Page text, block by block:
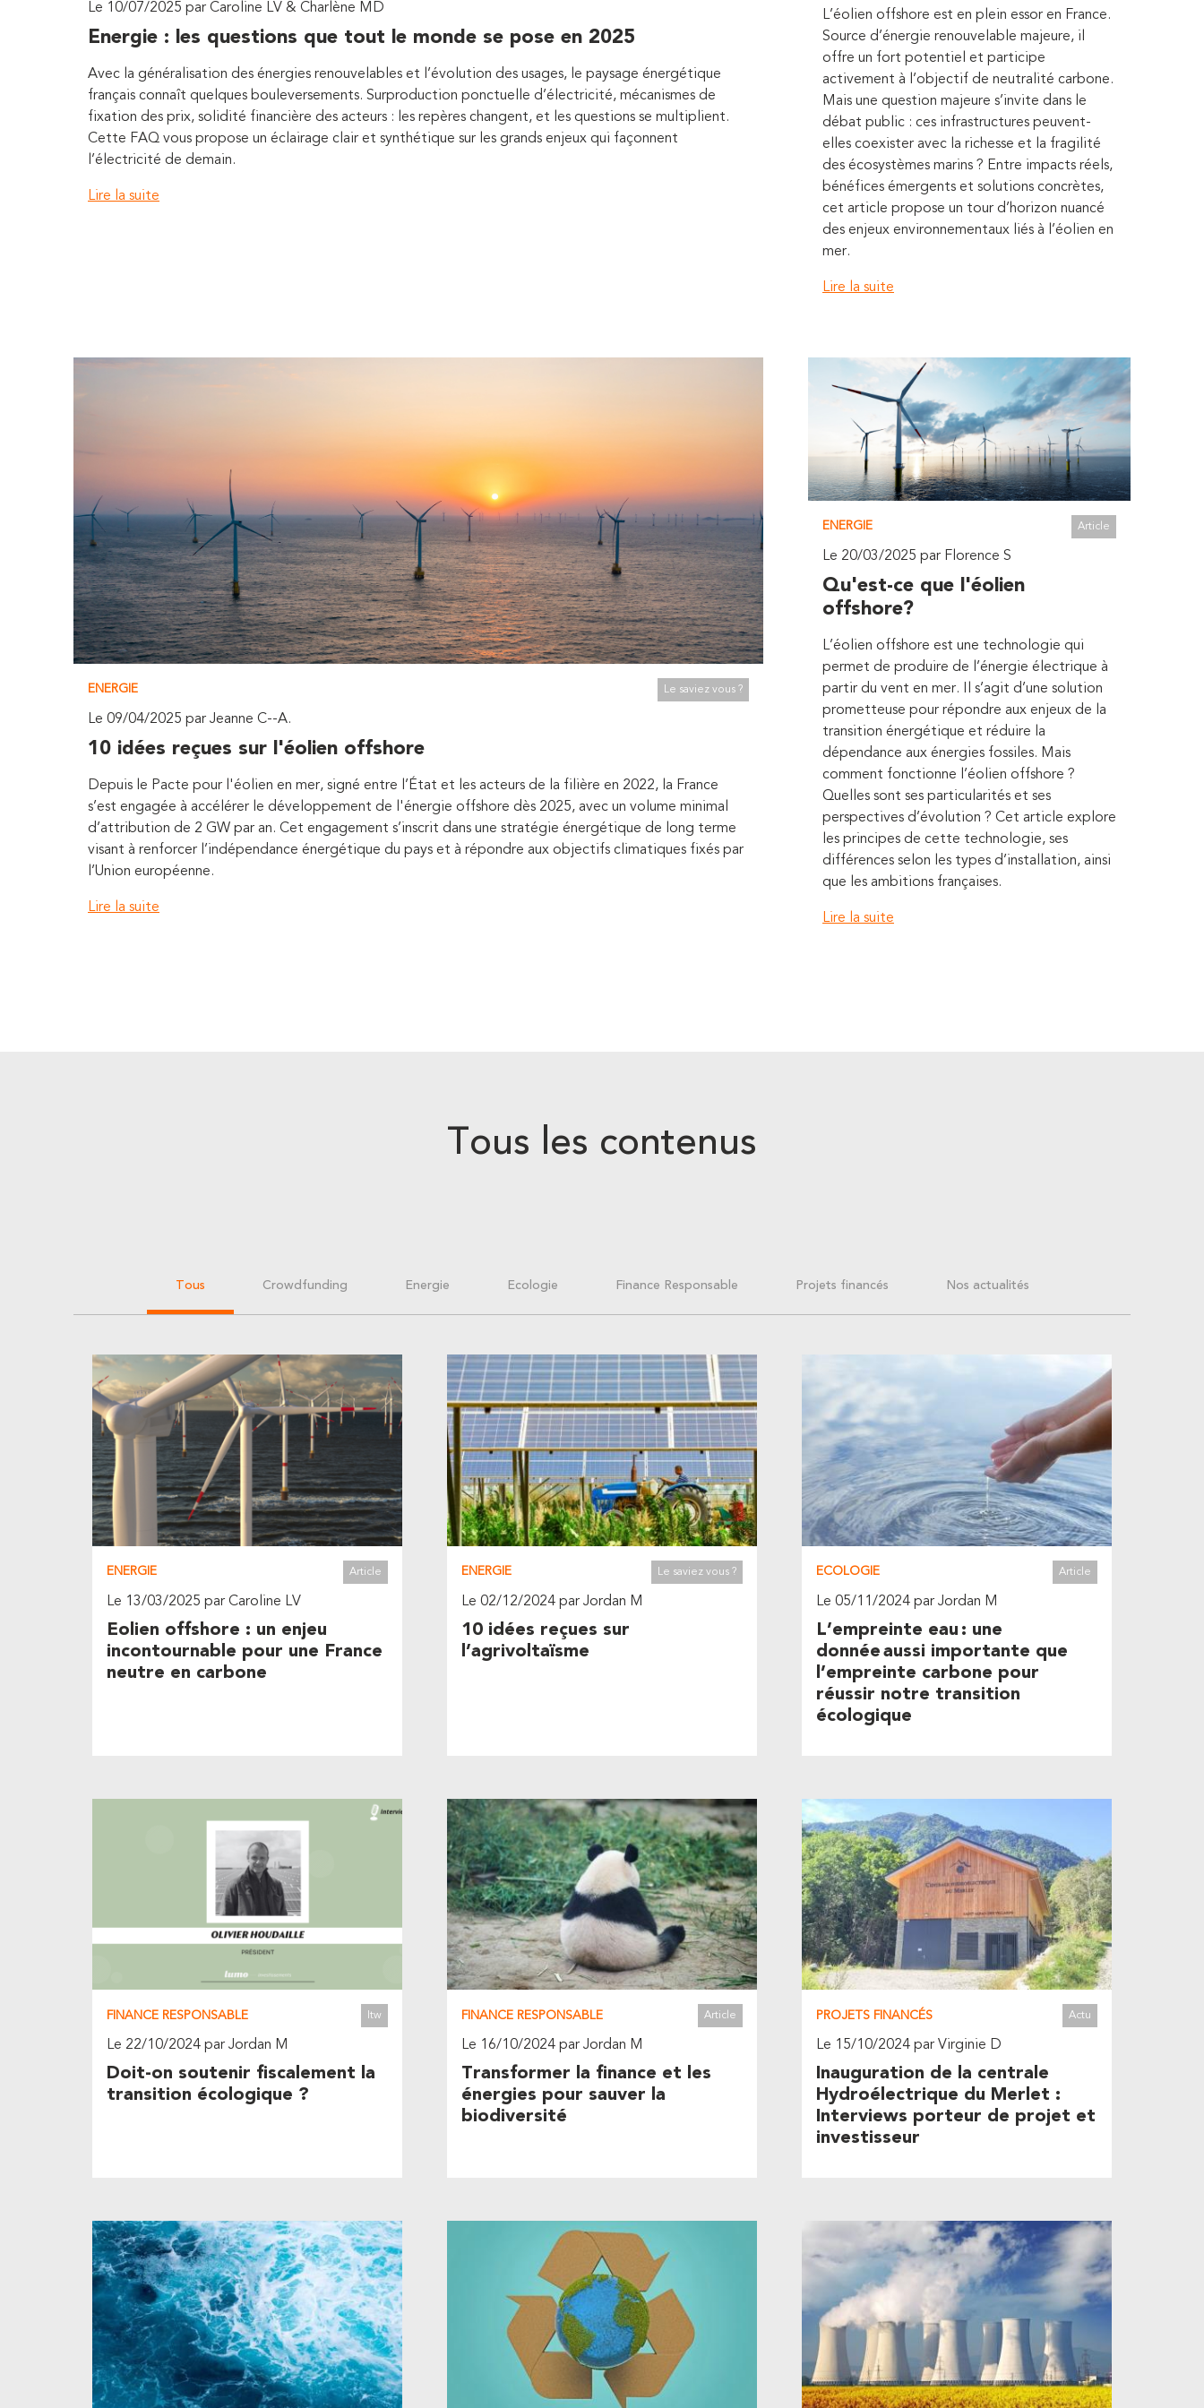
Le 10/07/2025 par Caroline LV & Charlène MD
Energie : les questions que tout le monde se pose en 2025
Avec la généralisation des énergies renouvelables et l’évolution des usages, le paysage énergétique
français connaît quelques bouleversements. Surproduction ponctuelle d’électricité, mécanismes de
fixation des prix, solidité financière des acteurs : les repères changent, et les questions se multiplient.
Cette FAQ vous propose un éclairage clair et synthétique sur les grands enjeux qui façonnent
l’électricité de demain.
Lire la suite
L’éolien offshore est en plein essor en France.
Source d’énergie renouvelable majeure, il
offre un fort potentiel et participe
activement à l’objectif de neutralité carbone.
Mais une question majeure s’invite dans le
débat public : ces infrastructures peuvent-
elles coexister avec la richesse et la fragilité
des écosystèmes marins ? Entre impacts réels,
bénéfices émergents et solutions concrètes,
cet article propose un tour d’horizon nuancé
des enjeux environnementaux liés à l’éolien en
mer.
Lire la suite
ENERGIE Le saviez vous ?
Le 09/04/2025 par Jeanne C--A.
10 idées reçues sur l'éolien offshore
Depuis le Pacte pour l'éolien en mer, signé entre l’État et les acteurs de la filière en 2022, la France
s’est engagée à accélérer le développement de l'énergie offshore dès 2025, avec un volume minimal
d’attribution de 2 GW par an. Cet engagement s’inscrit dans une stratégie énergétique de long terme
visant à renforcer l’indépendance énergétique du pays et à répondre aux objectifs climatiques fixés par
l’Union européenne.
Lire la suite
ENERGIE Article
Le 20/03/2025 par Florence S
Qu'est-ce que l'éolien
offshore?
L’éolien offshore est une technologie qui
permet de produire de l’énergie électrique à
partir du vent en mer. Il s’agit d’une solution
prometteuse pour répondre aux enjeux de la
transition énergétique et réduire la
dépendance aux énergies fossiles. Mais
comment fonctionne l’éolien offshore ?
Quelles sont ses particularités et ses
perspectives d’évolution ? Cet article explore
les principes de cette technologie, ses
différences selon les types d’installation, ainsi
que les ambitions françaises.
Lire la suite
Tous les contenus
Tous Crowdfunding Energie Ecologie Finance Responsable Projets financés Nos actualités
ENERGIE Article
Le 13/03/2025 par Caroline LV
Eolien offshore : un enjeu
incontournable pour une France
neutre en carbone
ENERGIE Le saviez vous ?
Le 02/12/2024 par Jordan M
10 idées reçues sur
l’agrivoltaïsme
ECOLOGIE Article
Le 05/11/2024 par Jordan M
L’empreinte eau : une
donnée aussi importante que
l’empreinte carbone pour
réussir notre transition
écologique
FINANCE RESPONSABLE Itw
Le 22/10/2024 par Jordan M
Doit-on soutenir fiscalement la
transition écologique ?
FINANCE RESPONSABLE Article
Le 16/10/2024 par Jordan M
Transformer la finance et les
énergies pour sauver la
biodiversité
PROJETS FINANCÉS Actu
Le 15/10/2024 par Virginie D
Inauguration de la centrale
Hydroélectrique du Merlet :
Interviews porteur de projet et
investisseur